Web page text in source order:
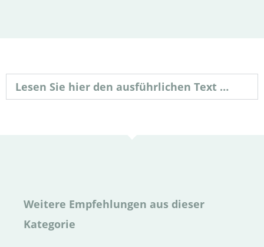
Lesen Sie hier den ausführlichen Text …
Weitere Empfehlungen aus dieser
Kategorie